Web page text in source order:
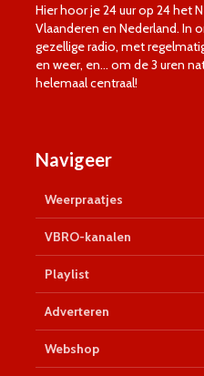
Hier hoor je 24 uur op 24 het
Vlaanderen en Nederland. In
gezellige radio, met
en weer, en… om de 3 uren
helemaal centraal!
Navigeer
Weerpraatjes
VBRO-kanalen
Playlist
Adverteren
Webshop